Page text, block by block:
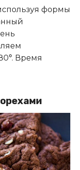
формы
Время